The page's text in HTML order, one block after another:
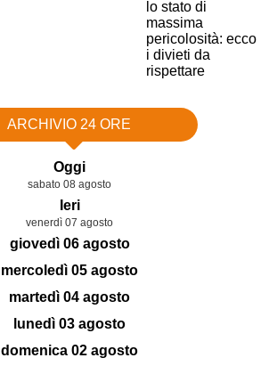
ARCHIVIO 24 ORE
Oggi
sabato 08 agosto
Ieri
venerdì 07 agosto
giovedì 06 agosto
mercoledì 05 agosto
martedì 04 agosto
lunedì 03 agosto
domenica 02 agosto